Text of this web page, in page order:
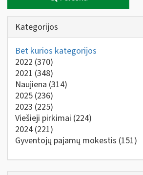
Kategorijos
Bet kurios kategorijos
2022 (370)
2021 (348)
Naujiena (314)
2025 (236)
2023 (225)
Viešieji pirkimai (224)
2024 (221)
Gyventojų pajamų mokestis (151)